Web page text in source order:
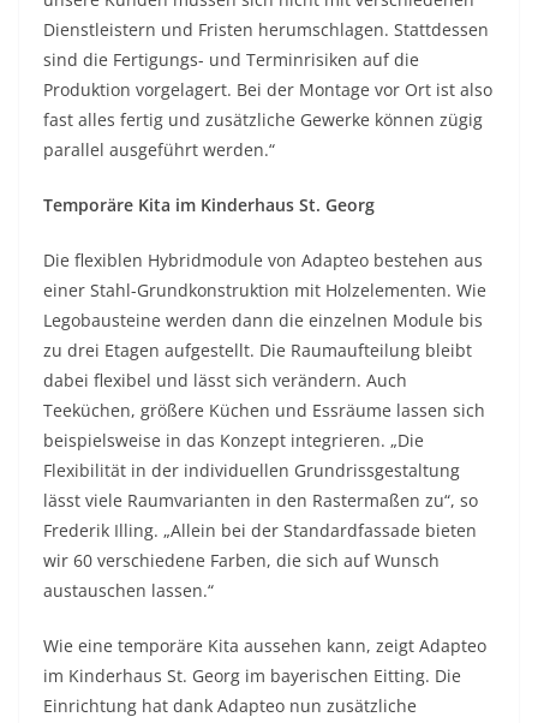
Dienstleistern und Fristen herumschlagen. Stattdessen
sind die Fertigungs- und Terminrisiken auf die
Produktion vorgelagert. Bei der Montage vor Ort ist also
fast alles fertig und zusätzliche Gewerke können zügig
parallel ausgeführt werden.“
Temporäre Kita im Kinderhaus St. Georg
Die flexiblen Hybridmodule von Adapteo bestehen aus
einer Stahl-Grundkonstruktion mit Holzelementen. Wie
Legobausteine werden dann die einzelnen Module bis
zu drei Etagen aufgestellt. Die Raumaufteilung bleibt
dabei flexibel und lässt sich verändern. Auch
Teeküchen, größere Küchen und Essräume lassen sich
beispielsweise in das Konzept integrieren. „Die
Flexibilität in der individuellen Grundrissgestaltung
lässt viele Raumvarianten in den Rastermaßen zu“, so
Frederik Illing. „Allein bei der Standardfassade bieten
wir 60 verschiedene Farben, die sich auf Wunsch
austauschen lassen.“
Wie eine temporäre Kita aussehen kann, zeigt Adapteo
im Kinderhaus St. Georg im bayerischen Eitting. Die
Einrichtung hat dank Adapteo nun zusätzliche